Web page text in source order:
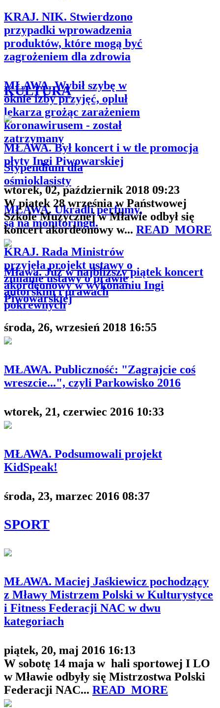
KRAJ. NIK. Stwierdzono
przypadki wprowadzenia
produktów, które mogą być
zagrożeniem dla zdrowia
MŁAWA. Wybił szybę w
oknie izby przyjęć, opluł
lekarza grożąc zarażeniem
koronawirusem - został
zatrzymany
Stypendium dla
ośmioklasisty
MŁAWA. Ukradli perfumy,
są na monitoringu.
KRAJ. Rada Ministrów
przyjęła projekt ustawy o
zmianie ustawy o prawie
autorskim i prawach
pokrewnych
KULTURA
MŁAWA. Był koncert i w tle promocja
płyty Ingi Piwowarskiej
wtorek, 02, październik 2018 09:23
W piątek 28 września w Państwowej
Szkole Muzycznej w Mławie odbył się
koncert akordeonowy w... READ_MORE
Mława. Już w najbliższy piątek koncert
akordeonowy w wykonaniu Ingi
Piwowarskiej
środa, 26, wrzesień 2018 16:55
MŁAWA. Publiczność: "Zagrajcie coś
wreszcie...", czyli Parkowisko 2016
wtorek, 21, czerwiec 2016 10:33
MŁAWA. Podsumowali projekt
KidSpeak!
środa, 23, marzec 2016 08:37
SPORT
MŁAWA. Maciej Jaśkiewicz pochodzący
z Mławy Mistrzem Polski w Kulturystyce
i Fitness Federacji NAC w dwu
kategoriach
piątek, 20, maj 2016 16:13
W sobotę 14 maja w hali sportowej I LO
w Mławie odbyły się Mistrzostwa Polski
Federacji NAC... READ_MORE